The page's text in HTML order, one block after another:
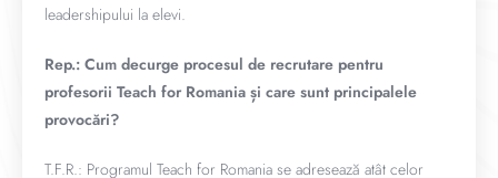
leadershipului la elevi.
Rep.: Cum decurge procesul de recrutare pentru
profesorii Teach for Romania și care sunt principalele
provocări?
T.F.R.: Programul Teach for Romania se adresează atât celor